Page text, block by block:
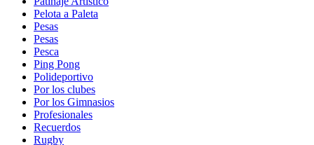
Pelota a Paleta
Pesas
Pesas
Pesca
Ping Pong
Polideportivo
Por los clubes
Por los Gimnasios
Profesionales
Recuerdos
Rugby